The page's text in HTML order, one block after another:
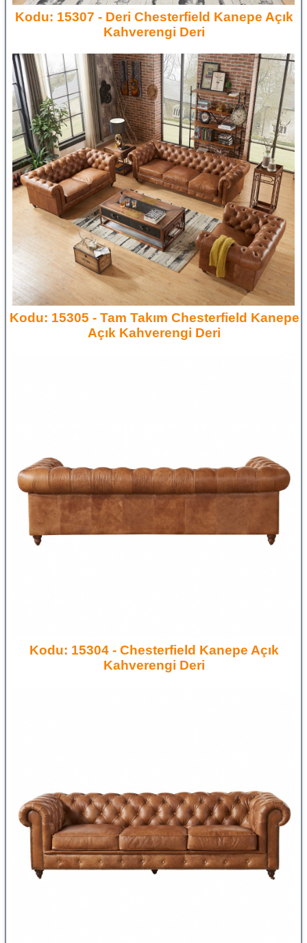
Kodu: 15307 - Deri Chesterfield Kanepe Açık
Kahverengi Deri
Kodu: 15305 - Tam Takım Chesterfield Kanepe
Açık Kahverengi Deri
Kodu: 15304 - Chesterfield Kanepe Açık
Kahverengi Deri